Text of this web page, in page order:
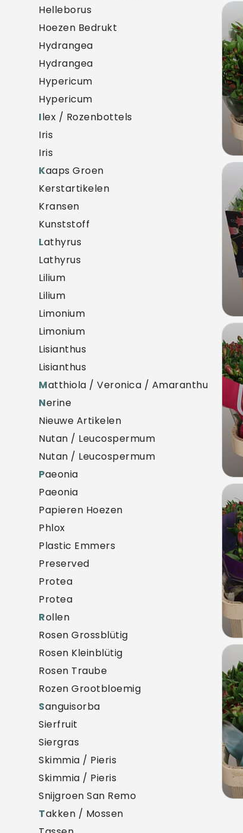
Helleborus
Hoezen Bedrukt
Hydrangea
Hydrangea
Hypericum
Hypericum
Ilex / Rozenbottels
Iris
Iris
Kaaps Groen
Kerstartikelen
Kransen
Kunststoff
Lathyrus
Lathyrus
Lilium
Lilium
Limonium
Limonium
Lisianthus
Lisianthus
Matthiola / Veronica / Amaranthus
Nerine
Nieuwe Artikelen
Nutan / Leucospermum
Nutan / Leucospermum
Paeonia
Paeonia
Papieren Hoezen
Phlox
Plastic Emmers
Preserved
Protea
Protea
Rollen
Rosen Grossblütig
Rosen Kleinblütig
Rosen Traube
Rozen Grootbloemig
Sanguisorba
Sierfruit
Siergras
Skimmia / Pieris
Skimmia / Pieris
Snijgroen San Remo
Takken / Mossen